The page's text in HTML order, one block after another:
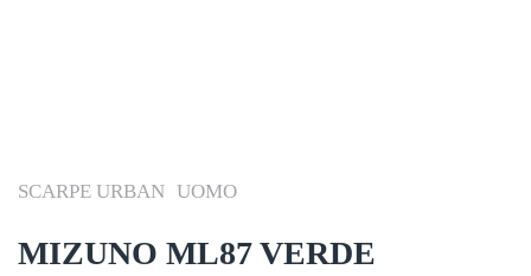
SCARPE URBAN UOMO
MIZUNO ML87 VERDE